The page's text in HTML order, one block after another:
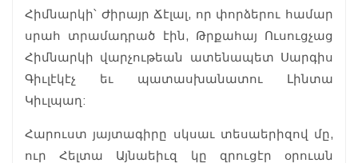
Հիմնարկի՝ Ժիրայր Ճէլալ, որ փորձերու համար
սրահ տրամադրած էին, Թրքահայ Ուսուցչաց
Հիմնարկի վարչութեան ատենապետ Սարգիս
Գիւլէկէչ եւ պատասխանատու Լինտա
Կիւլպաղ:
Հարուստ յայտագիրը սկսաւ տեսաերիզով մը,
ուր Հելտա Այնաեիւզ կը զրուցէր օրուան